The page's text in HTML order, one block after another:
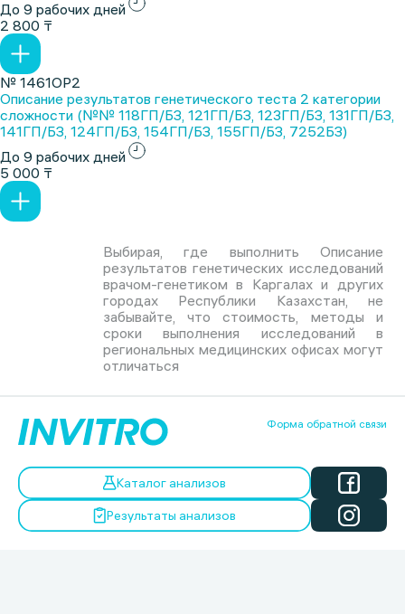
До 9 рабочих дней
2 800 ₸
№ 1461ОР2
Описание результатов генетического теста 2 категории
сложности (№№ 118ГП/БЗ, 121ГП/БЗ, 123ГП/БЗ, 131ГП/БЗ,
141ГП/БЗ, 124ГП/БЗ, 154ГП/БЗ, 155ГП/БЗ, 7252БЗ)
До 9 рабочих дней
5 000 ₸
Выбирая, где выполнить Описание
результатов генетических исследований
врачом-генетиком в Каргалах и других
городах Республики Казахстан, не
забывайте, что стоимость, методы и
сроки выполнения исследований в
региональных медицинских офисах могут
отличаться
Форма обратной связи
Каталог анализов
Результаты анализов